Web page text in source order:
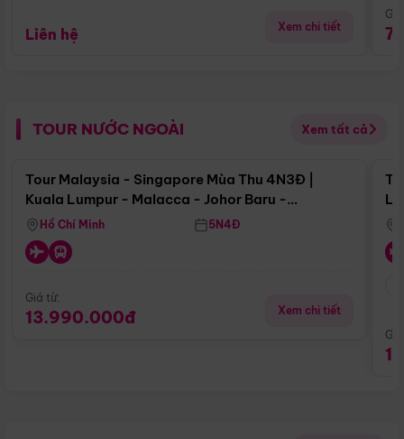
Liên hệ Xem chi tiết
TOUR NƯỚC NGOÀI Xem tất cả
Điểm nổi bật
Tour Malaysia - Singapore Mùa Thu 4N3Đ |
Kuala Lumpur - Malacca - Johor Baru -
Singapore
Hồ Chí Minh 5N4Đ
Giá từ:
13.990.000đ Xem chi tiết